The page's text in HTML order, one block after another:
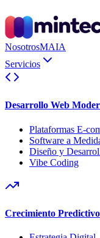
NosotrosMAIA
Servicios
Desarrollo Web
Plataformas E-
Software a
Diseño y
Vibe Coding
Crecimiento